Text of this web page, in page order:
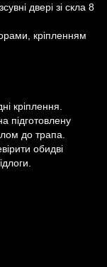
двері зі скла 8
кріпленням
кріплення.
підготовлену
до трапа.
обидві